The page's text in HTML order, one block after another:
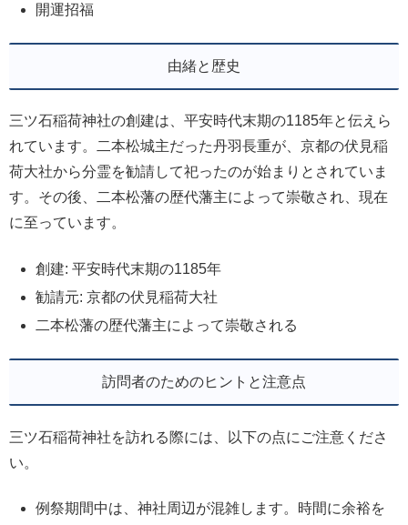
開運招福
由緒と歴史
三ツ石稲荷神社の創建は、平安時代末期の1185年と伝えら
れています。二本松城主だった丹羽長重が、京都の伏見稲
荷大社から分霊を勧請して祀ったのが始まりとされていま
す。その後、二本松藩の歴代藩主によって崇敬され、現在
に至っています。
創建: 平安時代末期の1185年
勧請元: 京都の伏見稲荷大社
二本松藩の歴代藩主によって崇敬される
訪問者のためのヒントと注意点
三ツ石稲荷神社を訪れる際には、以下の点にご注意くださ
い。
例祭期間中は、神社周辺が混雑します。時間に余裕を